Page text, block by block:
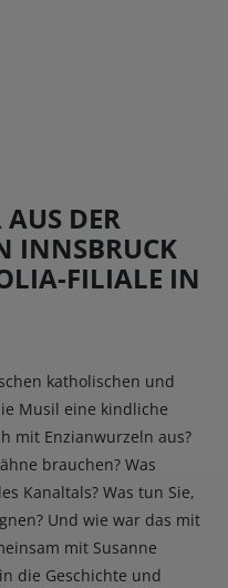
DER
INNSBRUCK
FILIALE IN
katholischen und
Musil eine kindliche
mit Enzianwurzeln aus?
brauchen? Was
Kanaltals? Was tun Sie,
Und wie war das mit
mit Susanne
die Geschichte und